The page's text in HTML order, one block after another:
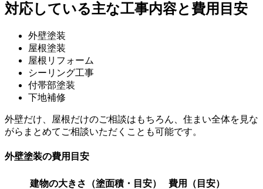
対応している主な工事内容と費用目安
外壁塗装
屋根塗装
屋根リフォーム
シーリング工事
付帯部塗装
下地補修
外壁だけ、屋根だけのご相談はもちろん、住まい全体を見な
がらまとめてご相談いただくことも可能です。
外壁塗装の費用目安
建物の大きさ（塗面積・目安）
費用（目安）